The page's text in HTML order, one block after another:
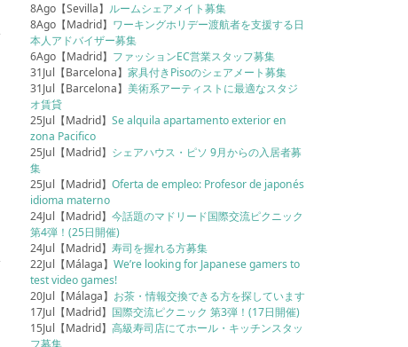
8Ago【Sevilla】 ルームシェアメイト募集
8Ago【Madrid】 ワーキングホリデー渡航者を支援する日
本人アドバイザー募集
6Ago【Madrid】 ファッションEC営業スタッフ募集
31Jul【Barcelona】家具付きPisoのシェアメート募集
31Jul【Barcelona】美術系アーティストに最適なスタジ
オ賃貸
25Jul【Madrid】Se alquila apartamento exterior en
zona Pacifico
25Jul【Madrid】 シェアハウス・ピソ 9月からの入居者募
集
25Jul【Madrid】Oferta de empleo: Profesor de japonés
idioma materno
24Jul【Madrid】今話題のマドリード国際交流ピクニック
第4弾！(25日開催)
24Jul【Madrid】寿司を握れる方募集
22Jul【Málaga】We’re looking for Japanese gamers to
test video games!
20Jul【Málaga】 お茶・情報交換できる方を探しています
17Jul【Madrid】 国際交流ピクニック 第3弾！(17日開催)
15Jul【Madrid】高級寿司店にてホール・キッチンスタッ